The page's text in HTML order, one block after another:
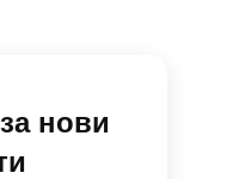
нови